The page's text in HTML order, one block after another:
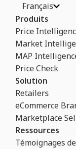
Français
Produits
Price
Market
MAP
Price Check
Solution
Retailers
eCommerce
Marketplace
Ressources
Témoignages